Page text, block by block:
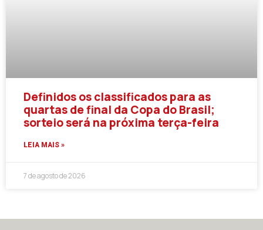
Definidos os classificados para as
quartas de final da Copa do Brasil;
sorteio será na próxima terça-feira
LEIA MAIS »
7 de agosto de 2026